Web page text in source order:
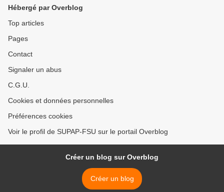
Hébergé par Overblog
Top articles
Pages
Contact
Signaler un abus
C.G.U.
Cookies et données personnelles
Préférences cookies
Voir le profil de SUPAP-FSU sur le portail Overblog
Créer un blog sur Overblog
Créer un blog